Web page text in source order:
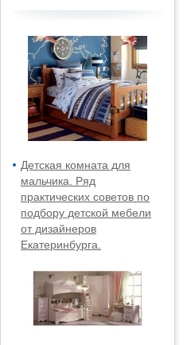
Детская комната для
мальчика. Ряд
практических советов по
подбору детской мебели
от дизайнеров
Екатеринбурга.